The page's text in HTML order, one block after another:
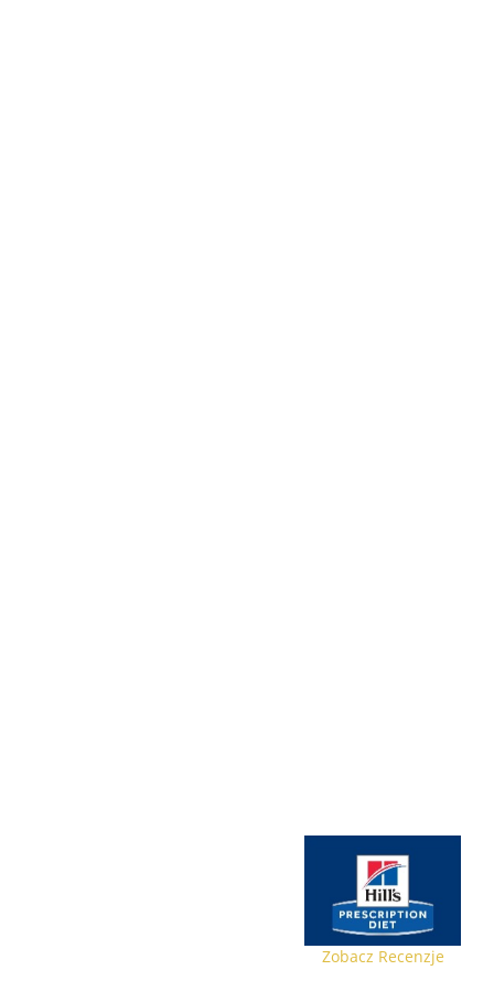
Zobacz Recenzje